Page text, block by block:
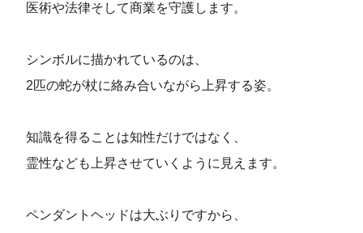
医術や法律そして商業を守護します。
シンボルに描かれているのは、
2匹の蛇が杖に絡み合いながら上昇する姿。
知識を得ることは知性だけではなく、
霊性なども上昇させていくように見えます。
ペンダントヘッドは大ぶりですから、